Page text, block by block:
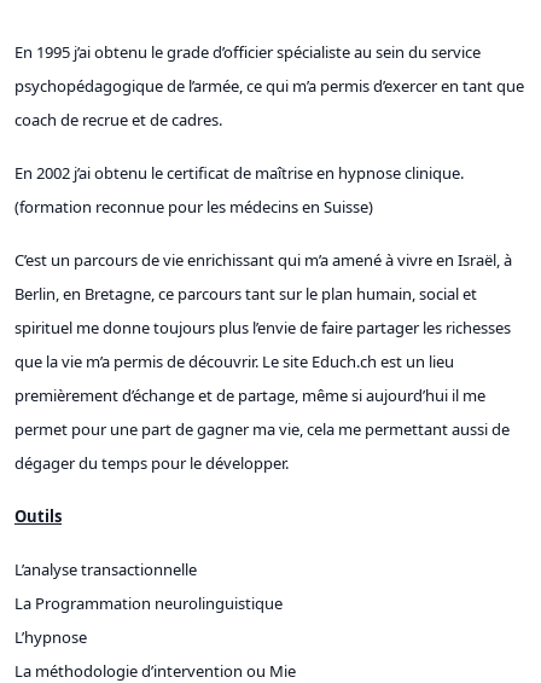
En 1995 j’ai obtenu le grade d’officier spécialiste au sein du service
psychopédagogique de l’armée, ce qui m’a permis d’exercer en tant que
coach de recrue et de cadres.
En 2002 j’ai obtenu le certificat de maîtrise en hypnose clinique.
(formation reconnue pour les médecins en Suisse)
C’est un parcours de vie enrichissant qui m’a amené à vivre en Israël, à
Berlin, en Bretagne, ce parcours tant sur le plan humain, social et
spirituel me donne toujours plus l’envie de faire partager les richesses
que la vie m’a permis de découvrir. Le site Educh.ch est un lieu
premièrement d’échange et de partage, même si aujourd’hui il me
permet pour une part de gagner ma vie, cela me permettant aussi de
dégager du temps pour le développer.
Outils
L’analyse transactionnelle
La Programmation neurolinguistique
L’hypnose
La méthodologie d’intervention ou Mie